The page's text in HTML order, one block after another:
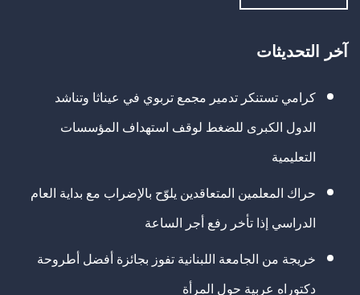
آخر التحديثات
كرامي تستنكر تدمير مجمع تربوي في عيناثا وتناشد
الدول الكبرى للضغط لوقف استهداف المؤسسات
التعليمية
حراك المعلمين المتعاقدين يلوّح بالإضراب مع بداية العام
الدراسي إذا تأخر رفع أجر الساعة
خريجة من الجامعة اللبنانية تفوز بجائزة أفضل أطروحة
دكتوراه عربية حول المرأة